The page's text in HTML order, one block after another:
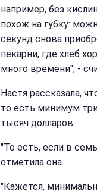
например, без
похож на губку:
секунд снова
пекарни, где хлеб
много времени", -
Настя рассказала,
то есть минимум
тысяч долларов.
"То есть, если в
отметила она.
"Кажется,